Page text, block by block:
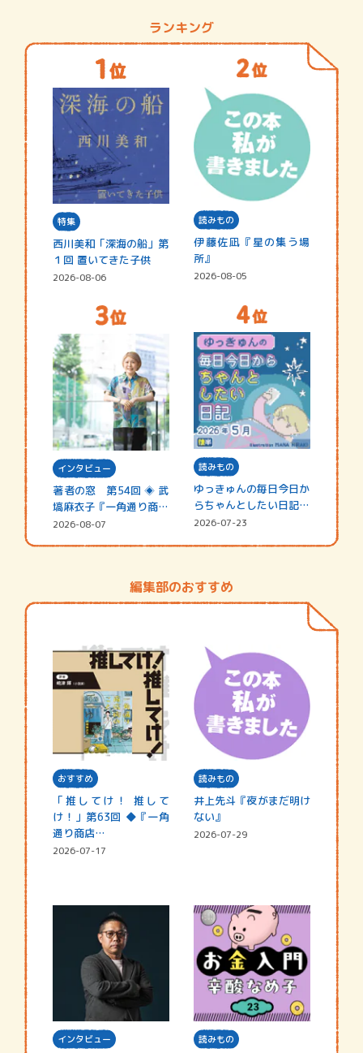
ランキング
特集
西川美和「深海の船」第
１回 置いてきた子供
2026-08-06
読みもの
伊藤佐凪『星の集う場
所』
2026-08-05
インタビュー
著者の窓 第54回 ◈ 武
塙麻衣子『一角通り商店
街の…
2026-08-07
読みもの
ゆっきゅんの毎日今日か
らちゃんとしたい日記
☆202…
2026-07-23
編集部のおすすめ
おすすめ
「推してけ！ 推して
け！」第63回 ◆『一角
通り商店…
2026-07-17
読みもの
井上先斗『夜がまだ明け
ない』
2026-07-29
インタビュー 読みもの